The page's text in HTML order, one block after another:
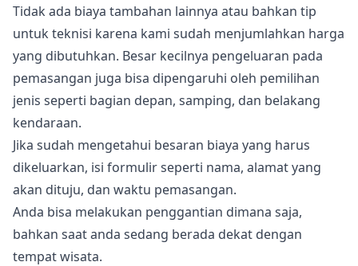
Tidak ada biaya tambahan lainnya atau bahkan tip
untuk teknisi karena kami sudah menjumlahkan harga
yang dibutuhkan. Besar kecilnya pengeluaran pada
pemasangan juga bisa dipengaruhi oleh pemilihan
jenis seperti bagian depan, samping, dan belakang
kendaraan.
Jika sudah mengetahui besaran biaya yang harus
dikeluarkan, isi formulir seperti nama, alamat yang
akan dituju, dan waktu pemasangan.
Anda bisa melakukan penggantian dimana saja,
bahkan saat anda sedang berada dekat dengan
tempat wisata.